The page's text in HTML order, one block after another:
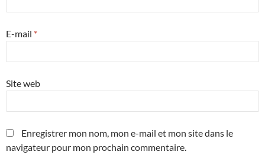
E-mail *
Site web
Enregistrer mon nom, mon e-mail et mon site dans le
navigateur pour mon prochain commentaire.